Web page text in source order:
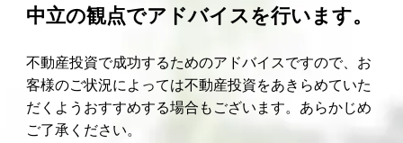
中立の観点でアドバイスを行います。
不動産投資で成功するためのアドバイスですので、お
客様のご状況によっては不動産投資をあきらめていた
だくようおすすめする場合もございます。あらかじめ
ご了承ください。